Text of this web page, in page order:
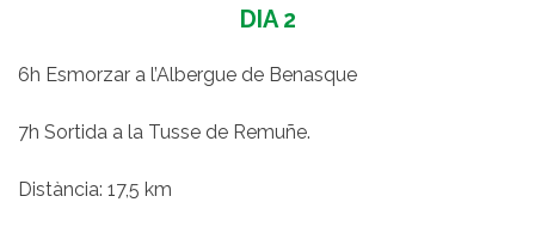
DIA 2
6h Esmorzar a l’Albergue de Benasque
7h Sortida a la Tusse de Remuñe.
Distància: 17,5 km